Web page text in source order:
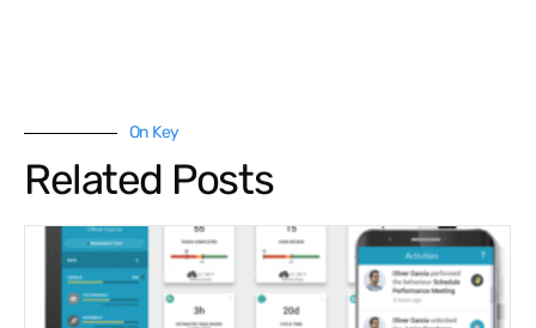
On Key
Related Posts